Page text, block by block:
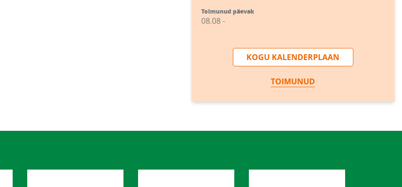
Toimunud päevak
08.08 -
KOGU KALENDERPLAAN
TOIMUNUD